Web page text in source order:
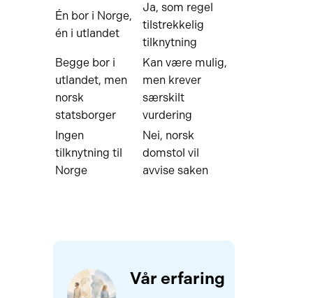
Én bor i Norge,
én i utlandet
Ja, som regel
tilstrekkelig
tilknytning
Begge bor i
utlandet, men
norsk
statsborger
Kan være mulig,
men krever
særskilt
vurdering
Ingen
tilknytning til
Norge
Nei, norsk
domstol vil
avvise saken
Vår erfaring